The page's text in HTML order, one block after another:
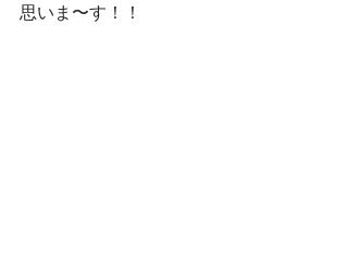
思いま〜す！！